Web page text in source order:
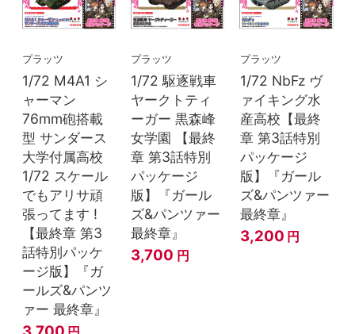
プラッツ
1/72 M4A1 シ
ャーマン
76mm砲搭載
型 サンダース
大学付属高校
1/72 スケール
でもアリサ頑
張ってます !
【最終章 第3
話特別パッケ
ージ版】『ガ
ールズ&パンツ
ァー 最終章』
プラッツ
1/72 駆逐戦車
ヤークトティ
ーガー 黒森峰
女学園 【最終
章 第3話特別
パッケージ
版】『ガール
ズ&パンツァー
最終章』
3,700 円
プラッツ
1/72 NbFz ヴ
ァイキング水
産高校【最終
章 第3話特別
パッケージ
版】『ガール
ズ&パンツァー
最終章』
3,200 円